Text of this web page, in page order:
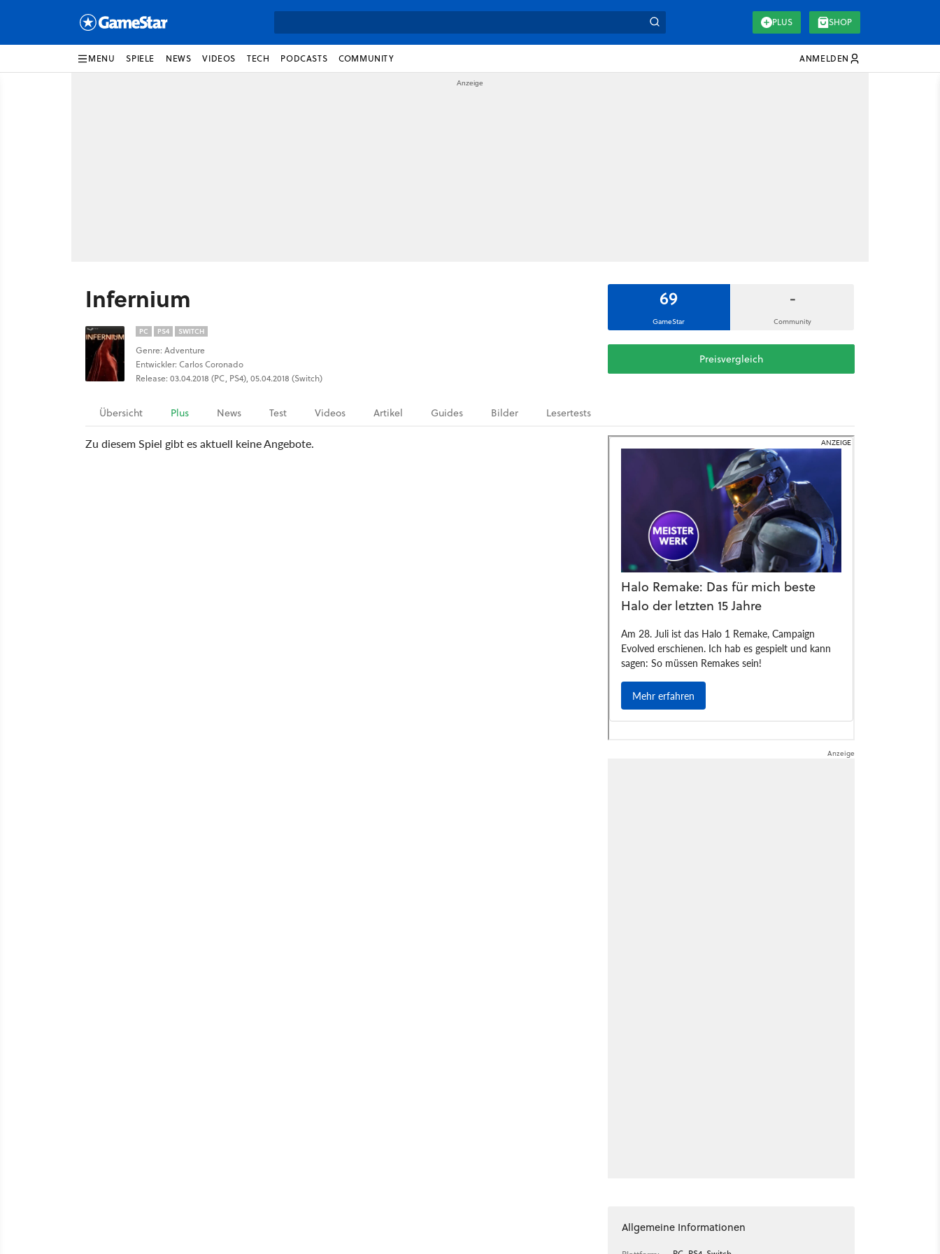
PLUS SHOP
MENU SPIELE NEWS VIDEOS TECH PODCASTS COMMUNITY ANMELDEN
Infernium
PC PS4 SWITCH
Genre: Adventure
Entwickler: Carlos Coronado
Release: 03.04.2018 (PC, PS4), 05.04.2018 (Switch)
69
GameStar
-
Community
Preisvergleich
Übersicht Plus News Test Videos Artikel Guides Bilder Lesertests
Zu diesem Spiel gibt es aktuell keine Angebote.
Allgemeine Informationen